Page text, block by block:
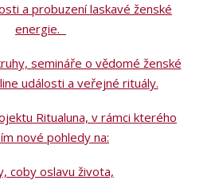
a probuzení laskavé ženské
energie.
semináře o vědomé ženské
události a veřejné rituály.
Ritualuna, v rámci kterého
nové pohledy na:
coby oslavu života,